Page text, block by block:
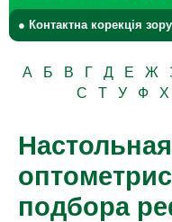
● Контактна корекція зору
А Б В Г Д Е Ж
С
Т У Ф Х
подбора